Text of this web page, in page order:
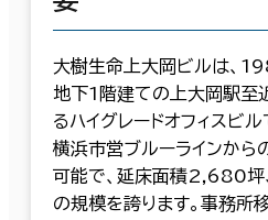
大樹生命上大岡ビルは、
地下1階建ての上大岡駅至
るハイグレードオフィスビ
横浜市営ブルーラインから
可能で、延床面積2,680
の規模を誇ります。事務所